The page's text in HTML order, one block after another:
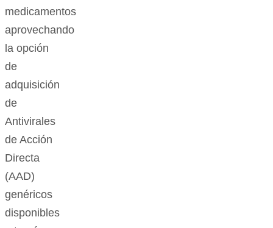
medicamentos
aprovechando
la opción
de
adquisición
de
Antivirales
de Acción
Directa
(AAD)
genéricos
disponibles